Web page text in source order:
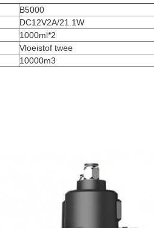
B5000
DC12V2A/21.1W
1000ml*2
Vloeistof twee
10000m3